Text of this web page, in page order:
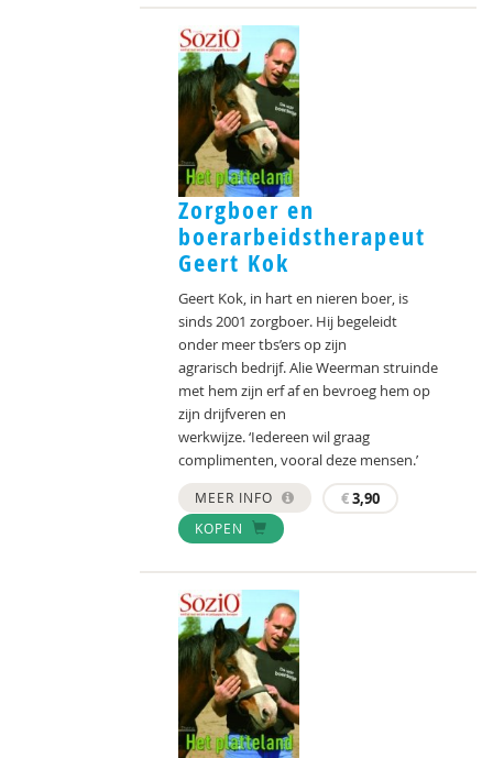
Zorgboer en
boerarbeidstherapeut
Geert Kok
Geert Kok, in hart en nieren boer, is
sinds 2001 zorgboer. Hij begeleidt
onder meer tbs’ers op zijn
agrarisch bedrijf. Alie Weerman struinde
met hem zijn erf af en bevroeg hem op
zijn drijfveren en
werkwijze. ‘Iedereen wil graag
complimenten, vooral deze mensen.’
MEER INFO €3,90
KOPEN